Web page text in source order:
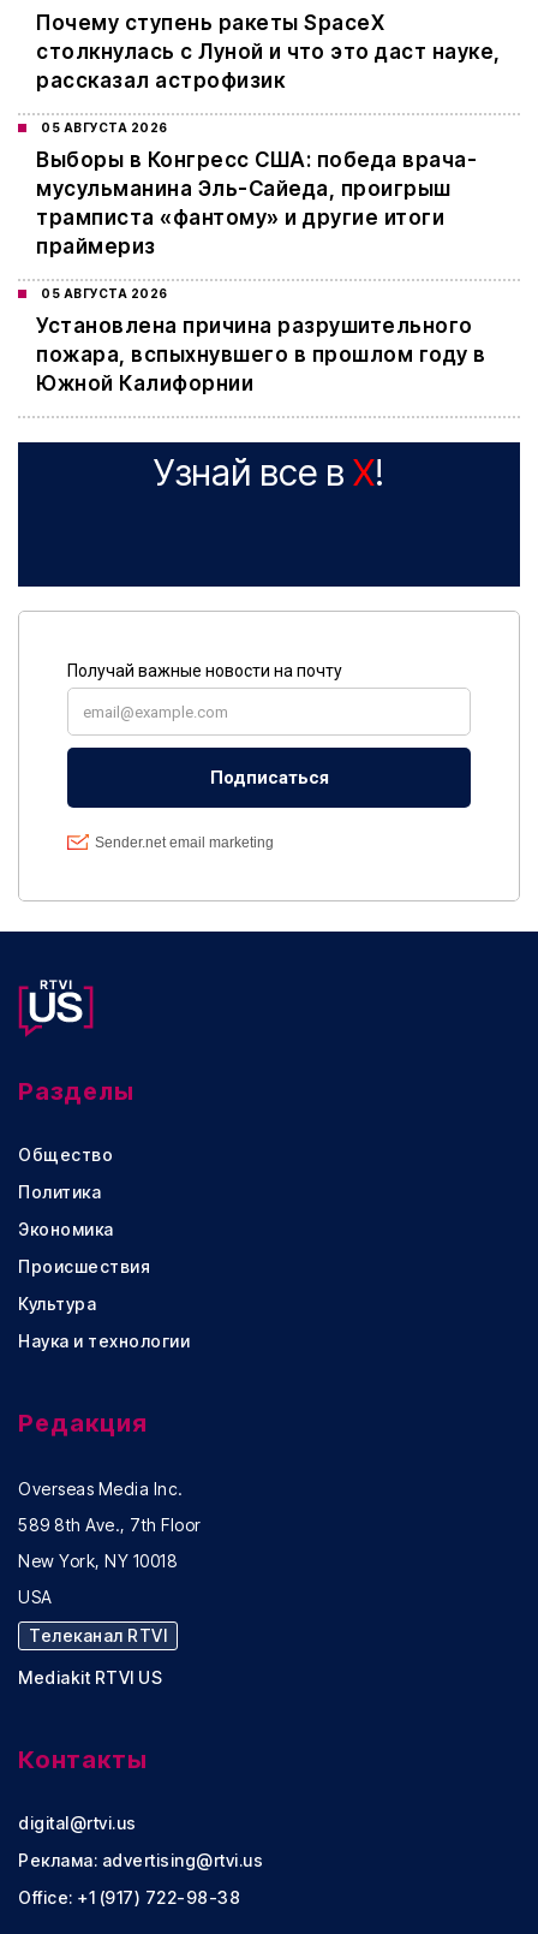
Почему ступень ракеты SpaceX
столкнулась с Луной и что это даст науке,
рассказал астрофизик
05 АВГУСТА 2026
Выборы в Конгресс США: победа врача-
мусульманина Эль-Сайеда, проигрыш
трамписта «фантому» и другие итоги
праймериз
05 АВГУСТА 2026
Установлена причина разрушительного
пожара, вспыхнувшего в прошлом году в
Южной Калифорнии
Узнай все в X!
Разделы
Общество
Политика
Экономика
Происшествия
Культура
Наука и технологии
Редакция
Overseas Media Inc.
589 8th Ave., 7th Floor
New York, NY 10018
USA
Телеканал RTVI
Mediakit RTVI US
Контакты
digital@rtvi.us
Реклама: advertising@rtvi.us
Office: +1 (917) 722-98-38